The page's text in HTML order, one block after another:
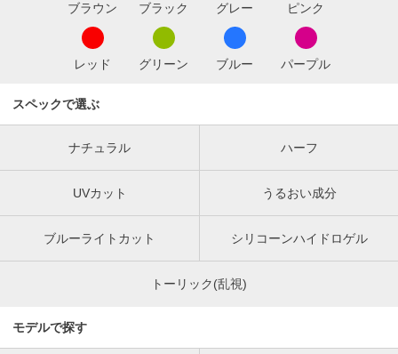
ブラウン ブラック グレー ピンク
レッド グリーン ブルー パープル
スペックで選ぶ
ナチュラル ハーフ
UVカット うるおい成分
ブルーライトカット シリコーンハイドロゲル
トーリック(乱視)
モデルで探す